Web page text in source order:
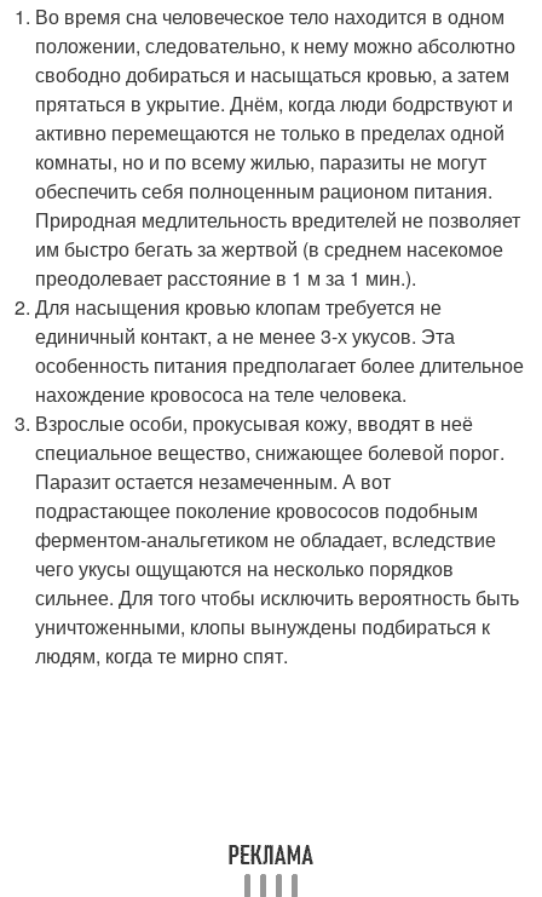
Во время сна человеческое тело находится в одном
положении, следовательно, к нему можно абсолютно
свободно добираться и насыщаться кровью, а затем
прятаться в укрытие. Днём, когда люди бодрствуют и
активно перемещаются не только в пределах одной
комнаты, но и по всему жилью, паразиты не могут
обеспечить себя полноценным рационом питания.
Природная медлительность вредителей не позволяет
им быстро бегать за жертвой (в среднем насекомое
преодолевает расстояние в 1 м за 1 мин.).
Для насыщения кровью клопам требуется не
единичный контакт, а не менее 3-х укусов. Эта
особенность питания предполагает более длительное
нахождение кровососа на теле человека.
Взрослые особи, прокусывая кожу, вводят в неё
специальное вещество, снижающее болевой порог.
Паразит остается незамеченным. А вот
подрастающее поколение кровососов подобным
ферментом-анальгетиком не обладает, вследствие
чего укусы ощущаются на несколько порядков
сильнее. Для того чтобы исключить вероятность быть
уничтоженными, клопы вынуждены подбираться к
людям, когда те мирно спят.